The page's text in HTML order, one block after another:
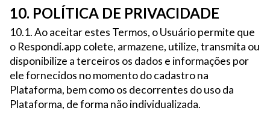
10. POLÍTICA DE PRIVACIDADE
10.1. Ao aceitar estes Termos, o Usuário permite que
o Respondi.app colete, armazene, utilize, transmita ou
disponibilize a terceiros os dados e informações por
ele fornecidos no momento do cadastro na
Plataforma, bem como os decorrentes do uso da
Plataforma, de forma não individualizada.